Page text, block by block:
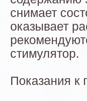
снимает
оказывает
стимулятор.
Показания